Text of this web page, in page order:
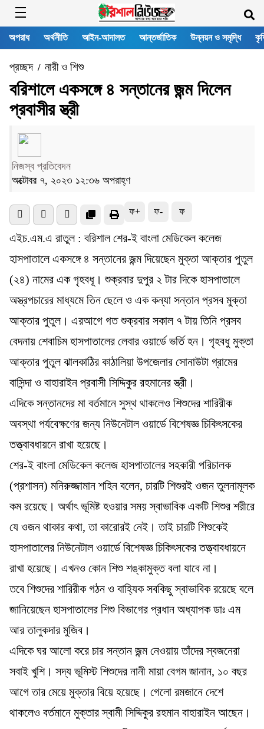
অপরাধ অর্থনীতি আইন-আদালত আন্তর্জাতিক উন্নয়ন ও সমৃদ্ধি
প্রচ্ছদ/ নারী ও শিশু
বরিশালে একসঙ্গে ৪ সন্তানের জন্ম দিলেন
প্রবাসীর স্ত্রী
নিজস্ব প্রতিবেদন
অক্টোবর ৭, ২০২৩ ১২:৩৬ অপরাহ্ণ
ফ+ ফ- ফ
এইচ.এম.এ রাতুল : বরিশাল শের-ই বাংলা মেডিকেল কলেজ
হাসপাতালে একসঙ্গে ৪ সন্তানের জন্ম দিয়েছেন মুক্তা আক্তার পুতুল
(২৪) নামের এক গৃহবধূ। শুক্রবার দুপুর ২ টার দিকে হাসপাতালে
অস্ত্রপচারের মাধ্যমে তিন ছেলে ও এক কন্যা সন্তান প্রসব মুক্তা
আক্তার পুতুল। এরআগে গত শুক্রবার সকাল ৭ টায় তিনি প্রসব
বেদনায় শেবাচিম হাসপাতালের লেবার ওয়ার্ডে ভর্তি হন। গৃহবধু মুক্তা
আক্তার পুতুল ঝালকাঠির কাঠালিয়া উপজেলার সোনাউটা গ্রামের
বাসিন্দা ও বাহারাইন প্রবাসী সিদ্দিকুর রহমানের স্ত্রী।
এদিকে সন্তানদের মা বর্তমানে সুস্থ থাকলেও শিশুদের শারিরীক
অবস্থা পর্যবেক্ষণের জন্য নিউনেটাল ওয়ার্ডে বিশেষজ্ঞ চিকিৎসকের
তত্ত্বাবধায়নে রাখা হয়েছে।
শের-ই বাংলা মেডিকেল কলেজ হাসপাতালের সহকারী পরিচালক
(প্রশাসন) মনিরুজ্জামান শহিন বলেন, চারটি শিশুরই ওজন তুলনামূলক
কম রয়েছে। অর্থাৎ ভূমিষ্ট হওয়ার সময় স্বাভাবিক একটি শিশুর শরীরে
যে ওজন থাকার কথা, তা কারোরই নেই। তাই চারটি শিশুকেই
হাসপাতালের নিউনেটাল ওয়ার্ডে বিশেষজ্ঞ চিকিৎসকের তত্ত্বাবধায়নে
রাখা হয়েছে। এখনও কোন শিশু শঙ্কামুক্ত বলা যাবে না।
তবে শিশুদের শারিরীক গঠন ও বাহ্যিক সবকিছু স্বাভাবিক রয়েছে বলে
জানিয়েছেন হাসপাতালের শিশু বিভাগের প্রধান অধ্যাপক ডাঃ এম
আর তালুকদার মুজিব।
এদিকে ঘর আলো করে চার সন্তান জন্ম নেওয়ায় তাঁদের স্বজনেরা
সবাই খুশি। সদ্য ভূমিস্ট শিশুদের নানী মায়া বেগম জানান, ১০ বছর
আগে তার মেয়ে মুক্তার বিয়ে হয়েছে। গেলো রমজানে দেশে
থাকলেও বর্তমানে মুক্তার স্বামী সিদ্দিকুর রহমান বাহারাইন আছেন।